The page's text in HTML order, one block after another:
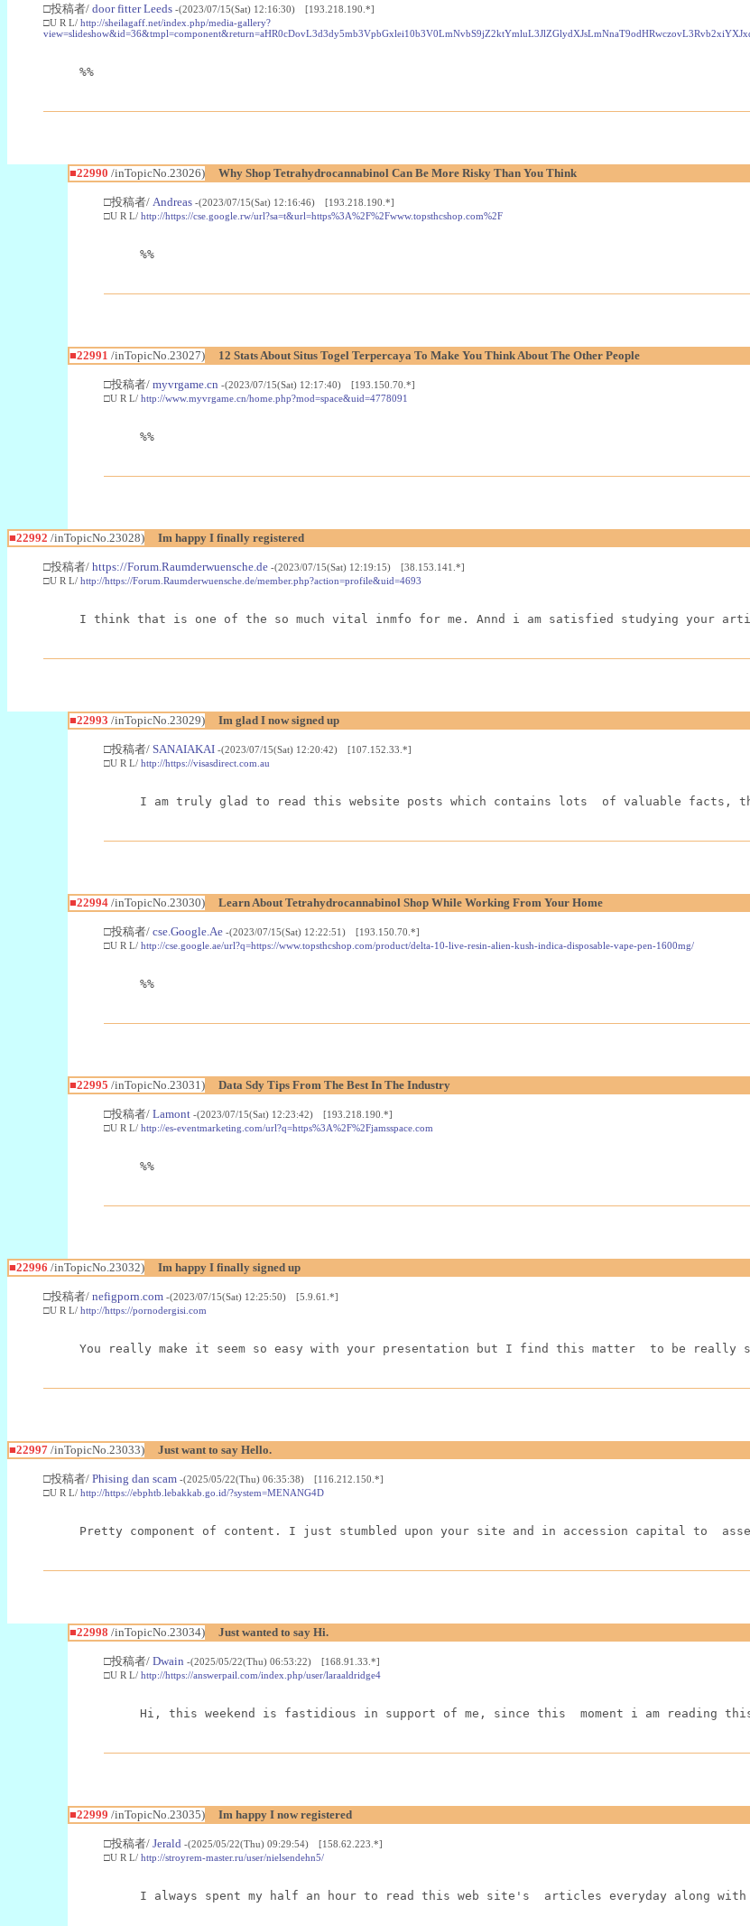
□投稿者/ door fitter Leeds -(2023/07/15(Sat) 12:16:30) [193.218.190.*]
□U R L/ http://sheilagaff.net/index.php/media-gallery?
%%
■22990 /inTopicNo.23026) Why Shop Tetrahydrocannabinol Can Be More Risky Than You Think
□投稿者/ Andreas -(2023/07/15(Sat) 12:16:46) [193.218.190.*]
□U R L/ http://https://cse.google.rw/url?sa=t&url=https%3A%2F%2Fwww.topsthcshop.com%2F
%%
■22991 /inTopicNo.23027) 12 Stats About Situs Togel Terpercaya To Make You Think About The Other People
□投稿者/ myvrgame.cn -(2023/07/15(Sat) 12:17:40) [193.150.70.*]
□U R L/ http://www.myvrgame.cn/home.php?mod=space&uid=4778091
%%
■22992 /inTopicNo.23028) Im happy I finally registered
□投稿者/ https://Forum.Raumderwuensche.de -(2023/07/15(Sat) 12:19:15) [38.153.141.*]
□U R L/ http://https://Forum.Raumderwuensche.de/member.php?action=profile&uid=4693
I think that is one of the so much vital inmfo for me. Annd i am satisfied studying your
■22993 /inTopicNo.23029) Im glad I now signed up
□投稿者/ SANAIAKAI -(2023/07/15(Sat) 12:20:42) [107.152.33.*]
□U R L/ http://https://visasdirect.com.au
I am truly glad to read this website posts which contains lots  of valuable facts,
■22994/inTopicNo.23030) Learn About Tetrahydrocannabinol Shop While Working From Your Home
□投稿者/ cse.Google.Ae -(2023/07/15(Sat) 12:22:51) [193.150.70.*]
□U R L/ http://cse.google.ae/url?q=https://www.topsthcshop.com/product/delta-10-live-resin-alien-kush-indica-disposable-vape-pen-1600mg/
%%
■22995 /inTopicNo.23031) Data Sdy Tips From The Best In The Industry
□投稿者/ Lamont -(2023/07/15(Sat) 12:23:42) [193.218.190.*]
□U R L/ http://es-eventmarketing.com/url?q=https%3A%2F%2Fjamsspace.com
%%
■22996 /inTopicNo.23032) Im happy I finally signed up
□投稿者/ nefigporn.com -(2023/07/15(Sat) 12:25:50) [5.9.61.*]
□U R L/ http://https://pornodergisi.com
You really make it seem so easy with your presentation but I find this matter  to be
■22997 /inTopicNo.23033) Just want to say Hello.
□投稿者/ Phising dan scam -(2025/05/22(Thu) 06:35:38) [116.212.150.*]
□U R L/ http://https://ebphtb.lebakkab.go.id/?system=MENANG4D
Pretty component of content. I just stumbled upon your site and in accession capital to
■22998 /inTopicNo.23034) Just wanted to say Hi.
□投稿者/ Dwain -(2025/05/22(Thu) 06:53:22) [168.91.33.*]
□U R L/ http://https://answerpail.com/index.php/user/laraaldridge4
Hi, this weekend is fastidious in support of me, since this  moment i am reading
■22999 /inTopicNo.23035) Im happy I now registered
□投稿者/ Jerald -(2025/05/22(Thu) 09:29:54) [158.62.223.*]
□U R L/ http://stroyrem-master.ru/user/nielsendehn5/
I always spent my half an hour to read this web site's  articles everyday along